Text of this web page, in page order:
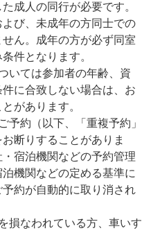
成人の同行が必要です。
び、未成年の方同士での
ん。成年の方が必ず同室
件となります。
いては参加者の年齢、資
に合致しない場合は、お
があります。
予約（以下、「重複予約」
断りすることがありま
宿泊機関などの予約管理
機関などの定める基準に
約が自動的に取り消され
損なわれている方、車いす